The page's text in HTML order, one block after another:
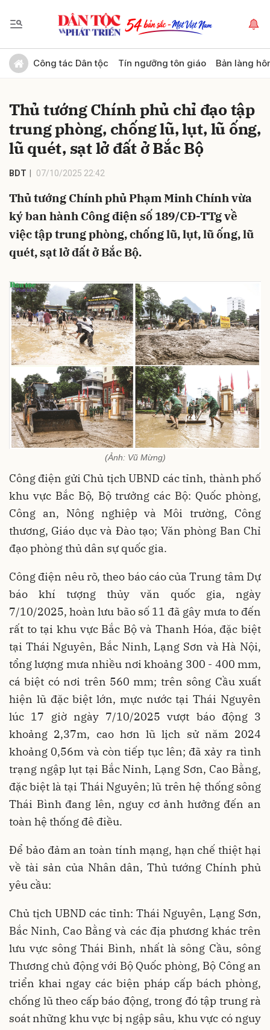
Công tác Dân tộc Tín ngưỡng tôn giáo Bản làng
Thủ tướng Chính phủ chỉ đạo tập
trung phòng, chống lũ, lụt, lũ ống,
lũ quét, sạt lở đất ở Bắc Bộ
BDT 07/10/2025 22:42
Thủ tướng Chính phủ Phạm Minh Chính vừa
ký ban hành Công điện số 189/CĐ-TTg về
việc tập trung phòng, chống lũ, lụt, lũ ống, lũ
quét, sạt lở đất ở Bắc Bộ.
(Ảnh: Vũ Mừng)
Công điện gửi Chủ tịch UBND các tỉnh, thành phố
khu vực Bắc Bộ, Bộ trưởng các Bộ: Quốc phòng,
Công an, Nông nghiệp và Môi trường, Công
thương, Giáo dục và Đào tạo; Văn phòng Ban Chỉ
đạo phòng thủ dân sự quốc gia.
Công điện nêu rõ, theo báo cáo của Trung tâm Dự
báo khí tượng thủy văn quốc gia, ngày
7/10/2025, hoàn lưu bão số 11 đã gây mưa to đến
rất to tại khu vực Bắc Bộ và Thanh Hóa, đặc biệt
tại Thái Nguyên, Bắc Ninh, Lạng Sơn và Hà Nội,
tổng lượng mưa nhiều nơi khoảng 300 - 400 mm,
cá biệt có nơi trên 560 mm; trên sông Cầu xuất
hiện lũ đặc biệt lớn, mực nước tại Thái Nguyên
lúc 17 giờ ngày 7/10/2025 vượt báo động 3
khoảng 2,37m, cao hơn lũ lịch sử năm 2024
khoảng 0,56m và còn tiếp tục lên; đã xảy ra tình
trạng ngập lụt tại Bắc Ninh, Lạng Sơn, Cao Bằng,
đặc biệt là tại Thái Nguyên; lũ trên hệ thống sông
Thái Bình đang lên, nguy cơ ảnh hưởng đến an
toàn hệ thống đê điều.
Để bảo đảm an toàn tính mạng, hạn chế thiệt hại
về tài sản của Nhân dân, Thủ tướng Chính phủ
yêu cầu:
Chủ tịch UBND các tỉnh: Thái Nguyên, Lạng Sơn,
Bắc Ninh, Cao Bằng và các địa phương khác trên
lưu vực sông Thái Bình, nhất là sông Cầu, sông
Thương chủ động với Bộ Quốc phòng, Bộ Công an
triển khai ngay các biện pháp cấp bách phòng,
chống lũ theo cấp báo động, trong đó tập trung rà
soát những khu vực bị ngập sâu, khu vực có nguy
Gửi bình luận